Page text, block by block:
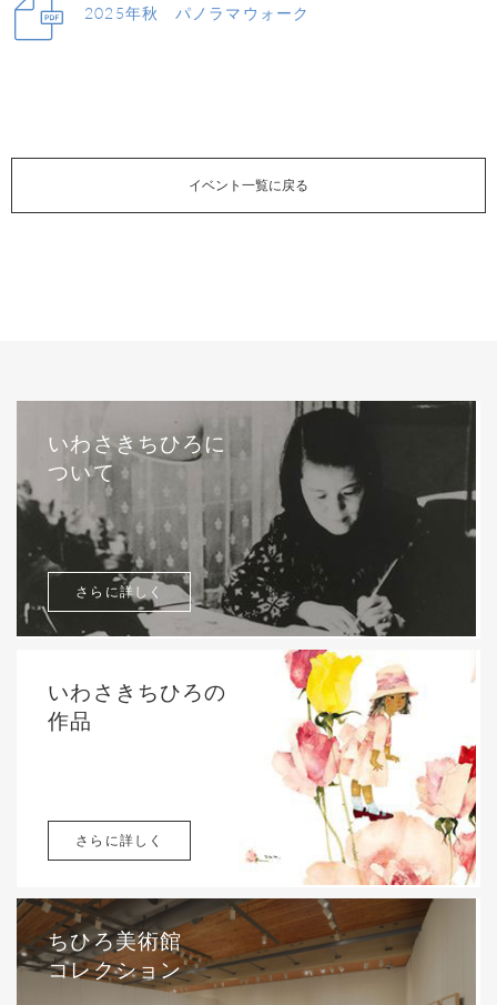
2025年秋 パノラマウォーク
イベント一覧に戻る
いわさきちひろに
ついて
さらに詳しく
いわさきちひろの
作品
さらに詳しく
ちひろ美術館
コレクション